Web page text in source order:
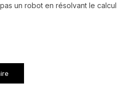
un robot en résolvant le calcul